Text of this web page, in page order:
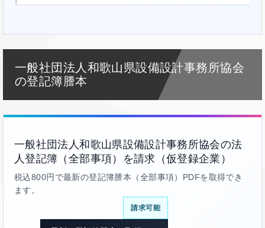
一般社団法人和歌山県設備設計事務所協会
の登記簿謄本
一般社団法人和歌山県設備設計事務所協会の法
人登記簿（全部事項）を請求（仮登録企業）
税込800円で最新の登記簿謄本（全部事項）PDFを取得でき
ます。
請求可能